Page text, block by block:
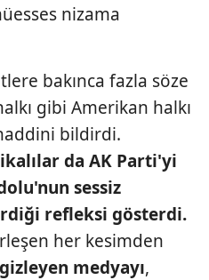
nizama
bakınca fazla söze
gibi Amerikan halkı
bildirdi.
da AK Parti'yi
sessiz
refleksi gösterdi.
her kesimden
medyayı,